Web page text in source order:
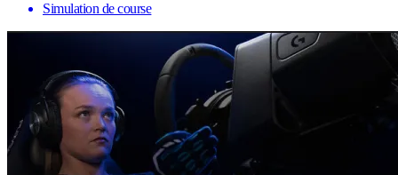
Simulation de course